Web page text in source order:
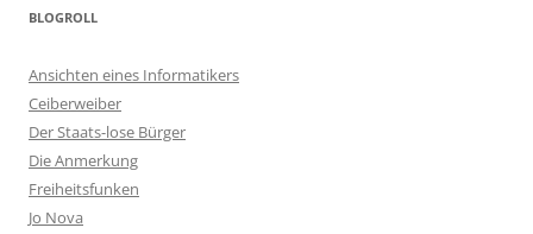
BLOGROLL
Ansichten eines Informatikers
Ceiberweiber
Der Staats-lose Bürger
Die Anmerkung
Freiheitsfunken
Jo Nova